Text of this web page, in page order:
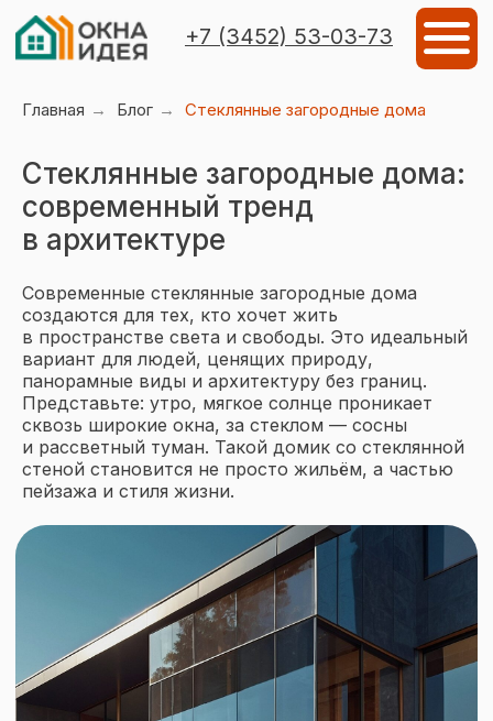
+7 (3452) 53-03-73
Объекты остекления Виды
Главная → Блог → Стеклянные загородные дома
Стеклянные загородные дома:
современный тренд
в архитектуре
Современные стеклянные загородные дома
создаются для тех, кто хочет жить
в пространстве света и свободы. Это идеальный
вариант для людей, ценящих природу,
панорамные виды и архитектуру без границ.
Представьте: утро, мягкое солнце проникает
сквозь широкие окна, за стеклом — сосны
и рассветный туман. Такой домик со стеклянной
стеной становится не просто жильём, а частью
пейзажа и стиля жизни.